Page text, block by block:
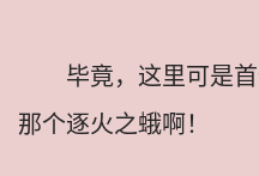
毕竟，这里可是
那个逐火之蛾啊！